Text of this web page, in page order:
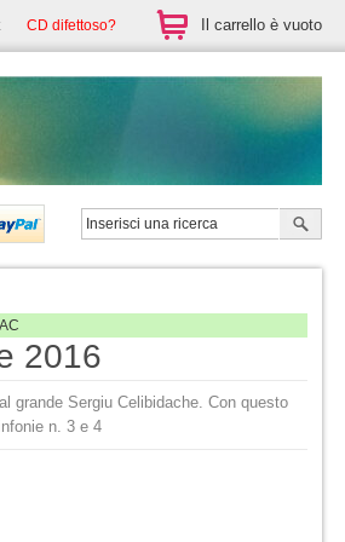
Il carrello è vuoto
CD difettoso?
2016
grande Sergiu Celibidache. Con questo
n. 3 e 4